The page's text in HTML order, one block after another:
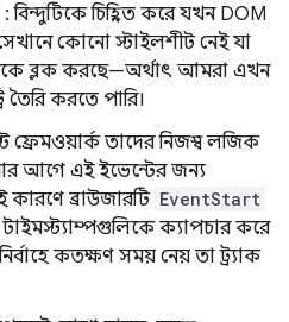
: বিন্দুটিকে চিহ্নিত করে যখন DOM
কোনো স্টাইলশীট নেই যা
ব্লক করছে—অর্থাৎ আমরা এখন
তৈরি করতে পারি।
ফ্রেমওয়ার্ক তাদের নিজস্ব লজিক
আগে এই ইভেন্টের জন্য
ব্রাউজারটি EventStart
টাইমস্ট্যাম্পগুলিকে ক্যাপচার করে
কতক্ষণ সময় নেয় তা ট্র্যাক